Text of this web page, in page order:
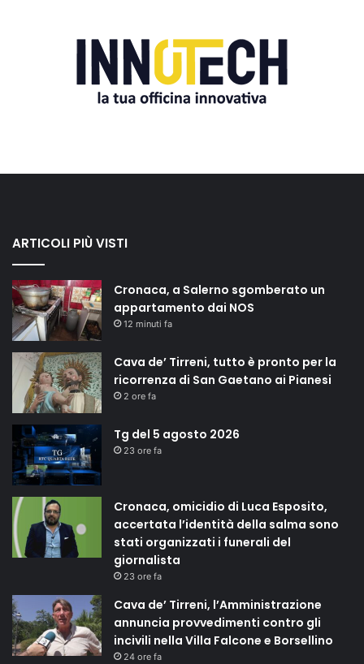
ARTICOLI PIÙ VISTI
Cronaca, a Salerno sgomberato un
appartamento dai NOS
12 minuti fa
Cava de’ Tirreni, tutto è pronto per la
ricorrenza di San Gaetano ai Pianesi
2 ore fa
Tg del 5 agosto 2026
23 ore fa
Cronaca, omicidio di Luca Esposito,
accertata l’identità della salma sono
stati organizzati i funerali del
giornalista
23 ore fa
Cava de’ Tirreni, l’Amministrazione
annuncia provvedimenti contro gli
incivili nella Villa Falcone e Borsellino
24 ore fa